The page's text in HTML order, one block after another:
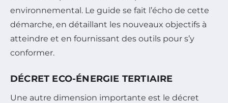
environnemental. Le guide se fait l’écho de cette
démarche, en détaillant les nouveaux objectifs à
atteindre et en fournissant des outils pour s’y
conformer.
DÉCRET ECO-ÉNERGIE TERTIAIRE
Une autre dimension importante est le décret